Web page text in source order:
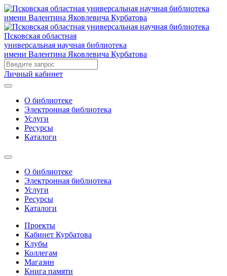
Псковская областная
универсальная научная библиотека
имени Валентина Яковлевича Курбатова
Личный кабинет
О библиотеке
Электронная библиотека
Услуги
Ресурсы
Каталоги
О библиотеке
Электронная библиотека
Услуги
Ресурсы
Каталоги
Проекты
Кабинет Курбатова
Клубы
Коллегам
Магазин
Книга памяти